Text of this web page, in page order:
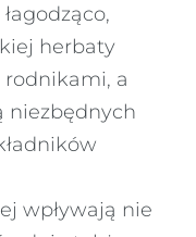
herbaty
a
niezbędnych
wpływają nie